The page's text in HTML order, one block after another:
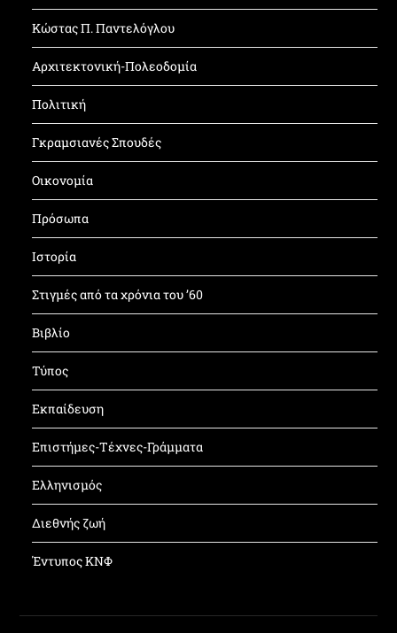
Κώστας Π. Παντελόγλου
Αρχιτεκτονική-Πολεοδομία
Πολιτική
Γκραμσιανές Σπουδές
Οικονομία
Πρόσωπα
Ιστορία
Στιγμές από τα χρόνια του ’60
Βιβλίο
Τύπος
Εκπαίδευση
Επιστήμες-Τέχνες-Γράμματα
Ελληνισμός
Διεθνής ζωή
Έντυπος ΚΝΦ